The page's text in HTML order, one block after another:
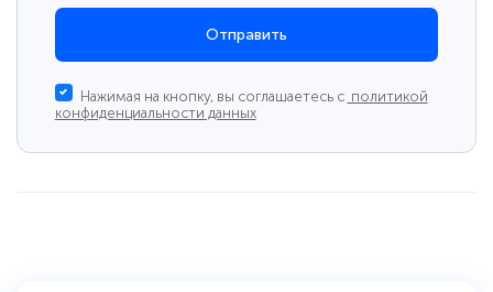
Отправить
Нажимая на кнопку, вы соглашаетесь с политикой
конфиденциальности данных